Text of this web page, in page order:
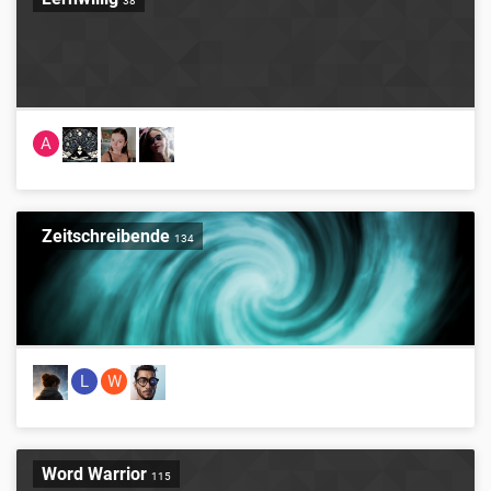
A
Zeitschreibende 134
L W
Word Warrior 115